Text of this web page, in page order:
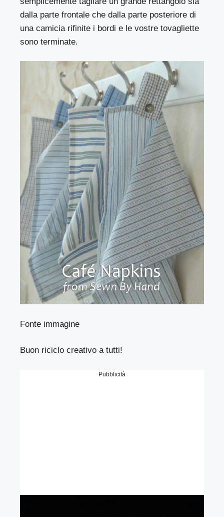
dalla parte frontale che dalla parte posteriore di
una camicia rifinite i bordi e le vostre tovagliette
sono terminate.
Fonte immagine
Buon riciclo creativo a tutti!
Pubblicità